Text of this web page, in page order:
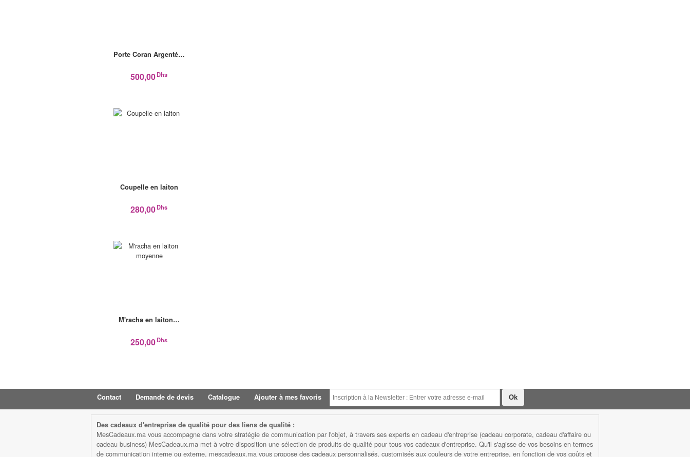
Porte Coran Argenté…
500,00Dhs
Coupelle en laiton
280,00Dhs
M'racha en laiton…
250,00Dhs
Contact Demande de devis Catalogue Ajouter à mes favoris
Des cadeaux d'entreprise de qualité pour des liens de qualité :
MesCadeaux.ma vous accompagne dans votre stratégie de communication par l'objet, à travers ses experts en cadeau d'entreprise (cadeau corporate, cadeau d'affaire ou
cadeau business) MesCadeaux.ma met à votre disposition une sélection de produits de qualité pour tous vos cadeaux d'entreprise. Qu'il s'agisse de vos besoins en termes
de communication interne ou externe, mescadeaux.ma vous propose des cadeaux personnalisés, customisés aux couleurs de votre entreprise, en fonction de vos goûts et